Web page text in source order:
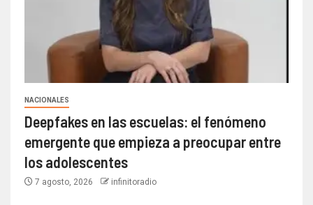
NACIONALES
Deepfakes en las escuelas: el fenómeno
emergente que empieza a preocupar entre
los adolescentes
7 agosto, 2026 infinitoradio